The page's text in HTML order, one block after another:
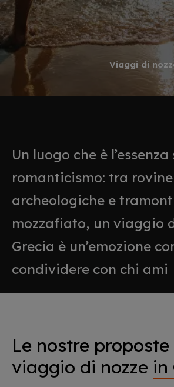
Viaggi di
Un luogo che è
romanticismo: tra rovine
archeologiche e
mozzafiato, un viaggio
Grecia è un’emozione
condividere con chi ami
Le nostre
viaggio di nozze in